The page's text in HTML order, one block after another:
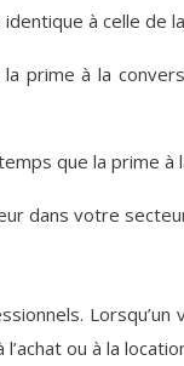
à celle de
prime à la
que la prime
dans votre
ou à la